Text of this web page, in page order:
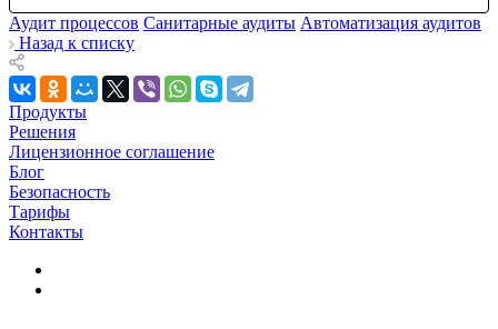
Аудит процессов Санитарные аудиты Автоматизация аудитов
Назад к списку
Продукты
Решения
Лицензионное соглашение
Блог
Безопасность
Тарифы
Контакты